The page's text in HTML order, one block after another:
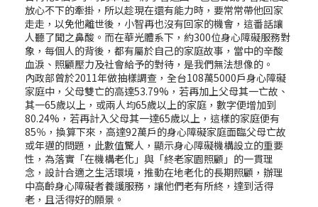
放心不下的牽掛，所以趁現在還有能力時，要常常帶他回家
走走，以免他離世後，小智再也沒有回家的機會，這番話讓
人聽了聞之鼻酸。而在華光體系下，約300位身心障礙服務對
象，每個人的背後，都有屬於自己的家庭故事，當中的辛酸
血淚、照顧壓力及社會給予的對待，是我們無法想像的。
內政部曾於2011年做抽樣調查，全台108萬5000戶身心障礙
家庭中，父母雙亡的高達53.79%，若再加上父母其一亡故、
其一65歲以上，或兩人均65歲以上的家庭，數字便增加到
80.24%，若再計入父母其一達65歲以上，這樣的家庭便有
85％，換算下來，高達92萬戶的身心障礙家庭面臨父母亡故
或年邁的問題，此數值驚人，顯示身心障礙機構設立的重要
性，為落實「在機構老化」與「終老家園照顧」的一貫理
念，設計合適之生活環境，推動在地老化的長期照顧，辦理
中高齡身心障礙者養護服務，讓他們老有所終，達到活得
老，且活得好的願景。